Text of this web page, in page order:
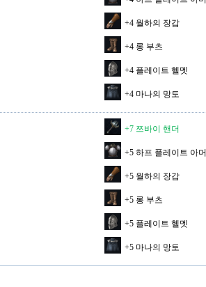
+4 월하의 장갑
+4 롱 부츠
+4 플레이트 헬멧
+4 마나의 망토
+7 쯔바이 핸더
+5 하프 플레이트 아머
+5 월하의 장갑
+5 롱 부츠
+5 플레이트 헬멧
+5 마나의 망토